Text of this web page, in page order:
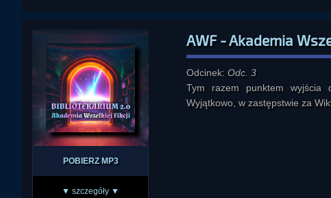
POBIERZ MP3
▼ szczegóły ▼
AWF - Akademia
Odcinek: Odc. 3
Tym razem punktem wyjścia
Wyjątkowo, w zastępstwie za